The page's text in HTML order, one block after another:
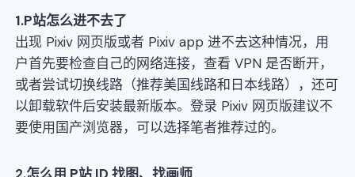
1.P站怎么进不去了
出现 Pixiv 网页版或者 Pixiv app 进不去这种情况，用
户首先要检查自己的网络连接，查看 VPN 是否断开，
或者尝试切换线路（推荐美国线路和日本线路），还可
以卸载软件后安装最新版本。登录 Pixiv 网页版建议不
要使用国产浏览器，可以选择笔者推荐过的。